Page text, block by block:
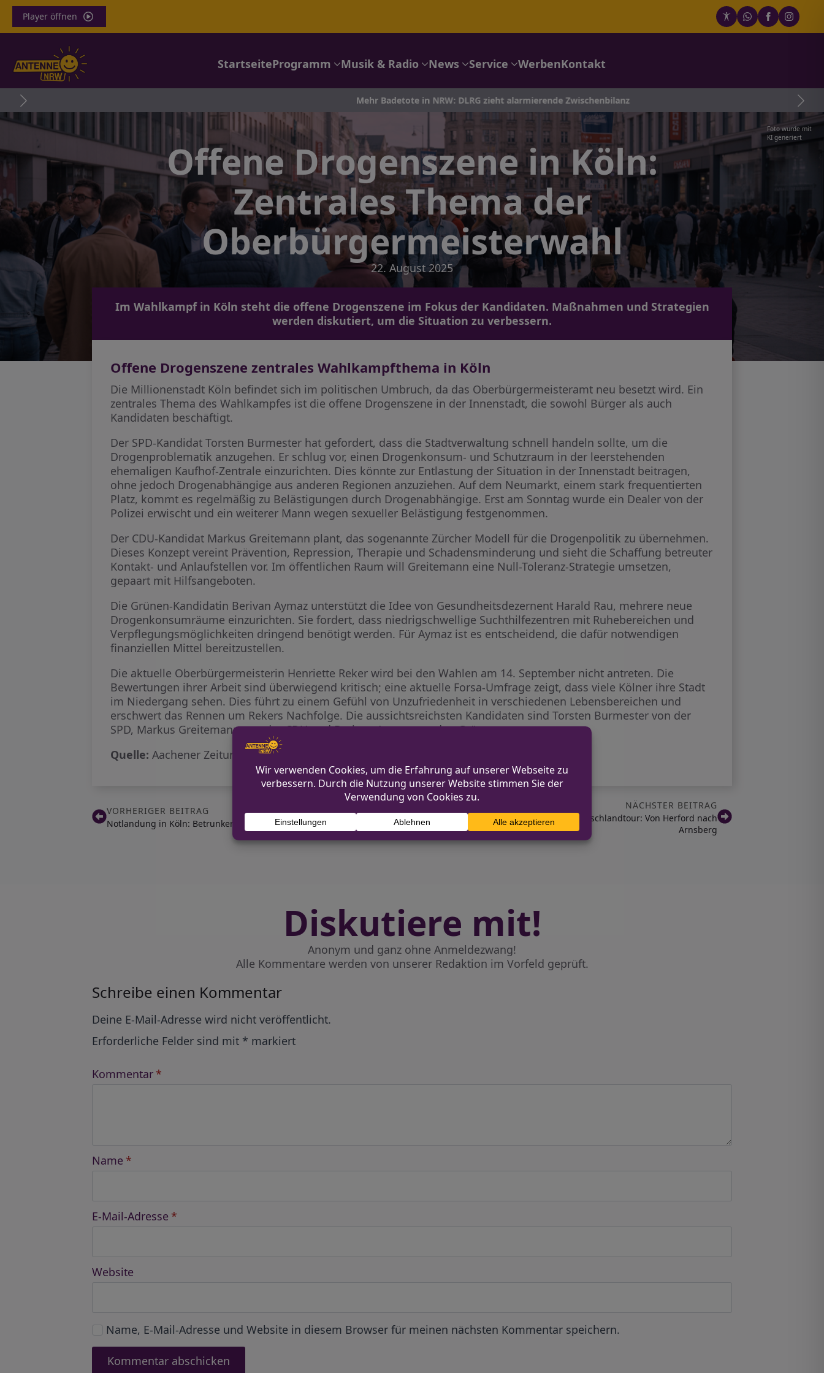
Player öffnen
StartseiteProgramm Musik & Radio News Service WerbenKontakt
Mehr Badetote in NRW: DLRG zieht alarmierende Zwischenbilanz
Foto wurde mit
KI generiert
Offene Drogenszene in Köln:
Zentrales Thema der
Oberbürgermeisterwahl
22. August 2025
Im Wahlkampf in Köln steht die offene Drogenszene im Fokus der Kandidaten. Maßnahmen und Strategien
werden diskutiert, um die Situation zu verbessern.
Offene Drogenszene zentrales Wahlkampfthema in Köln
Die Millionenstadt Köln befindet sich im politischen Umbruch, da das Oberbürgermeisteramt neu besetzt wird. Ein
zentrales Thema des Wahlkampfes ist die offene Drogenszene in der Innenstadt, die sowohl Bürger als auch
Kandidaten beschäftigt.
Der SPD-Kandidat Torsten Burmester hat gefordert, dass die Stadtverwaltung schnell handeln sollte, um die
Drogenproblematik anzugehen. Er schlug vor, einen Drogenkonsum- und Schutzraum in der leerstehenden
ehemaligen Kaufhof-Zentrale einzurichten. Dies könnte zur Entlastung der Situation in der Innenstadt beitragen,
ohne jedoch Drogenabhängige aus anderen Regionen anzuziehen. Auf dem Neumarkt, einem stark frequentierten
Platz, kommt es regelmäßig zu Belästigungen durch Drogenabhängige. Erst am Sonntag wurde ein Dealer von der
Polizei erwischt und ein weiterer Mann wegen sexueller Belästigung festgenommen.
Der CDU-Kandidat Markus Greitemann plant, das sogenannte Zürcher Modell für die Drogenpolitik zu übernehmen.
Dieses Konzept vereint Prävention, Repression, Therapie und Schadensminderung und sieht die Schaffung betreuter
Kontakt- und Anlaufstellen vor. Im öffentlichen Raum will Greitemann eine Null-Toleranz-Strategie umsetzen,
gepaart mit Hilfsangeboten.
Die Grünen-Kandidatin Berivan Aymaz unterstützt die Idee von Gesundheitsdezernent Harald Rau, mehrere neue
Drogenkonsumräume einzurichten. Sie fordert, dass niedrigschwellige Suchthilfezentren mit Ruhebereichen und
Verpflegungsmöglichkeiten dringend benötigt werden. Für Aymaz ist es entscheidend, die dafür notwendigen
finanziellen Mittel bereitzustellen.
Die aktuelle Oberbürgermeisterin Henriette Reker wird bei den Wahlen am 14. September nicht antreten. Die
Bewertungen ihrer Arbeit sind überwiegend kritisch; eine aktuelle Forsa-Umfrage zeigt, dass viele Kölner ihre Stadt
im Niedergang sehen. Dies führt zu einem Gefühl von Unzufriedenheit in verschiedenen Lebensbereichen und
erschwert das Rennen um Rekers Nachfolge. Die aussichtsreichsten Kandidaten sind Torsten Burmester von der
SPD, Markus Greitemann von der CDU und Berivan Aymaz von den Grünen.
Quelle: Aachener Zeitung
VORHERIGER BEITRAG
Notlandung in Köln: Betrunkene Britin sorgt für Zwischenstopp
NÄCHSTER BEITRAG
Zweites Etappen-Spektakel der Deutschlandtour: Von Herford nach
Arnsberg
Diskutiere mit!
Anonym und ganz ohne Anmeldezwang!
Alle Kommentare werden von unserer Redaktion im Vorfeld geprüft.
Schreibe einen Kommentar
Deine E-Mail-Adresse wird nicht veröffentlicht.
Erforderliche Felder sind mit * markiert
Kommentar *
Name *
E-Mail-Adresse *
Website
Name, E-Mail-Adresse und Website in diesem Browser für meinen nächsten Kommentar speichern.